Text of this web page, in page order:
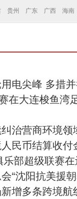
贵州 广东 广西 海南
电尖峰 多措
在大连梭鱼
治营商环境领
人民币结算收
乐部超级联赛
“沈阳抗美援
增多条跨境航